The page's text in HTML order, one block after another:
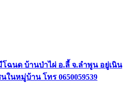
ฉนด บ้านป่าไผ่ อ.ลี้ จ.ลำพูน อยู่เนิน
นหมู่บ้าน โทร 0650059539